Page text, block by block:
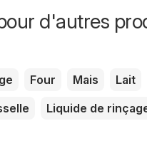
d'autres
Four Mais Lait
Liquide de